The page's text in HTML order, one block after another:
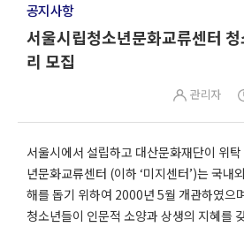
공지사항
서울시립청소년문화교류센터
리 모집
관리자
서울시에서 설립하고 대산문화재단이 위
년문화교류센터 (이하 ‘미지센터’)는 국내
해를 돕기 위하여 2000년 5월 개관하였으
청소년들이 인문적 소양과 상생의 지혜를